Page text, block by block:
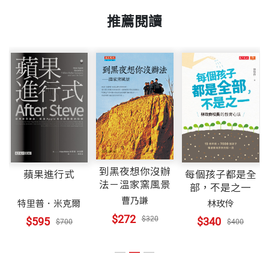
推薦閱讀
蘋果進行式
特里普．米克爾
$595 $700
到黑夜想你沒辦
法－溫家窯風景
曹乃謙
$272 $320
每個孩子都是全
部，不是之一
林玫伶
$340 $400